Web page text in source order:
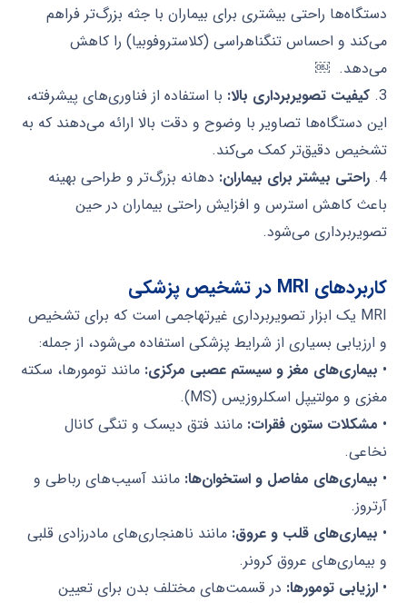
دستگاه‌ها راحتی بیشتری برای بیماران با جثه بزرگ‌تر فراهم
می‌کند و احساس تنگناهراسی (کلاستروفوبیا) را کاهش
می‌دهد. ￼
3. کیفیت تصویربرداری بالا: با استفاده از فناوری‌های پیشرفته،
این دستگاه‌ها تصاویر با وضوح و دقت بالا ارائه می‌دهند که به
تشخیص دقیق‌تر کمک می‌کند.
4. راحتی بیشتر برای بیماران: دهانه بزرگ‌تر و طراحی بهینه
باعث کاهش استرس و افزایش راحتی بیماران در حین
تصویربرداری می‌شود.
کاربردهای MRI در تشخیص پزشکی
MRI یک ابزار تصویربرداری غیرتهاجمی است که برای تشخیص
و ارزیابی بسیاری از شرایط پزشکی استفاده می‌شود، از جمله:
• بیماری‌های مغز و سیستم عصبی مرکزی: مانند تومورها، سکته
مغزی و مولتیپل اسکلروزیس (MS).
• مشکلات ستون فقرات: مانند فتق دیسک و تنگی کانال
نخاعی.
• بیماری‌های مفاصل و استخوان‌ها: مانند آسیب‌های رباطی و
آرتروز.
• بیماری‌های قلب و عروق: مانند ناهنجاری‌های مادرزادی قلبی
و بیماری‌های عروق کرونر.
• ارزیابی تومورها: در قسمت‌های مختلف بدن برای تعیین